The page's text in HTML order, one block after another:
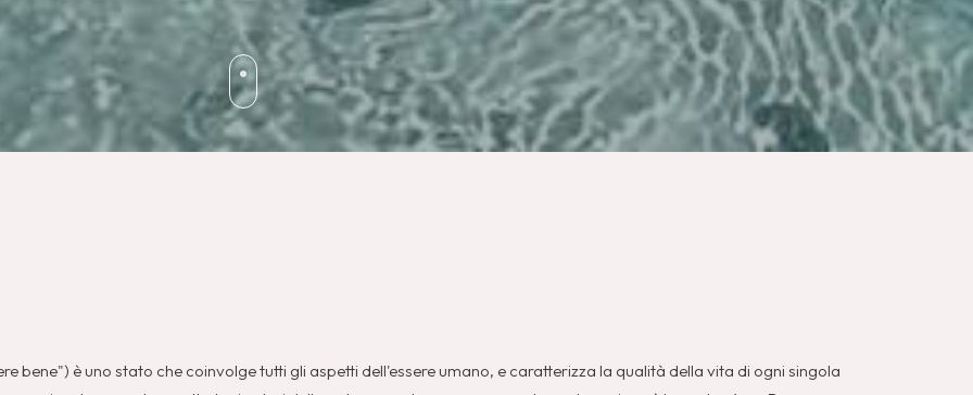
bene") è uno stato che coinvolge tutti gli aspetti dell'essere umano, e caratterizza la qualità della vita di ogni singola